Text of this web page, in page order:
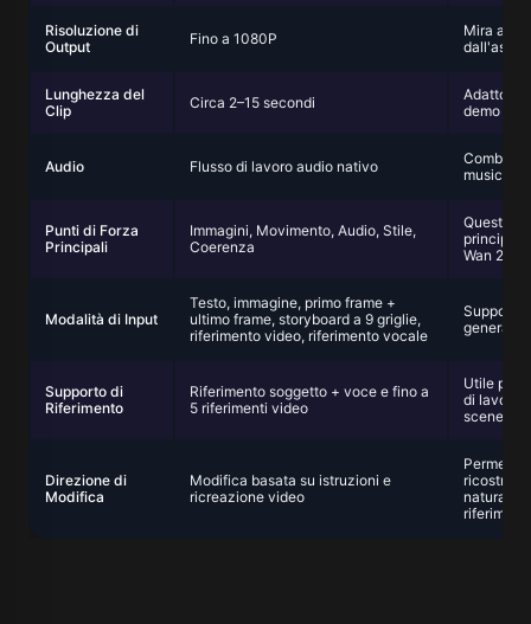
Risoluzione di
Output
Fino a 1080P
Mira a un
Lunghezza del
Clip
Circa 2–15 secondi
Adatto
demo di
Audio Flusso di lavoro audio nativo
Combina
musica e
Punti di Forza
Principali
Immagini, Movimento, Audio, Stile,
Coerenza
Queste
principali
Wan 2.7
Modalità di Input
Testo, immagine, primo frame +
ultimo frame, storyboard a 9 griglie,
riferimento video, riferimento vocale
Supporta
Supporto di
Riferimento
Riferimento soggetto + voce e fino a
5 riferimenti video
Utile per
di lavoro
scene
Direzione di
Modifica
Modifica basata su istruzioni e
ricreazione video
Permette
naturale
riferimenti